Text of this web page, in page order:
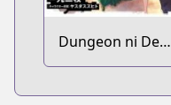
Dungeon ni Deai
wo Motomeru